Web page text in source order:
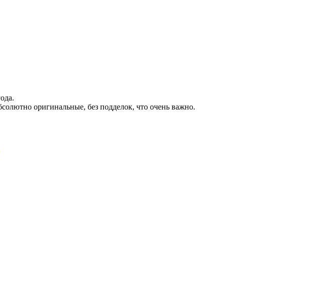
оригинальные, без подделок, что очень важно.